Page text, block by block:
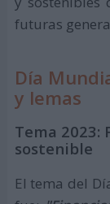
futuras
Día
y lemas
Tema
sostenible
El tema del